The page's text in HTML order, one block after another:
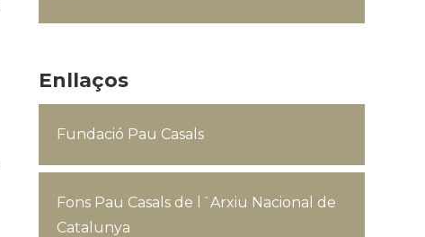
Enllaços
Fundació Pau Casals
Fons Pau Casals de l´Arxiu Nacional de
Catalunya